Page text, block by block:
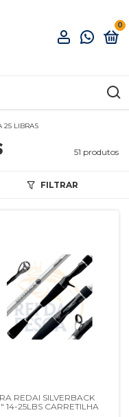
0
25 LIBRAS
51 produtos
FILTRAR
REDAI SILVERBACK
14-25LBS CARRETILHA